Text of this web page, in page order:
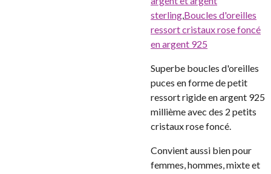
sterling,Boucles d'oreilles
ressort cristaux rose foncé
en argent 925
Superbe boucles d'oreilles
puces en forme de petit
ressort rigide en argent 925
millième avec des 2 petits
cristaux rose foncé.
Convient aussi bien pour
femmes, hommes, mixte et